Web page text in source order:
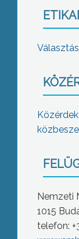
Nemzeti
1015
telefon: